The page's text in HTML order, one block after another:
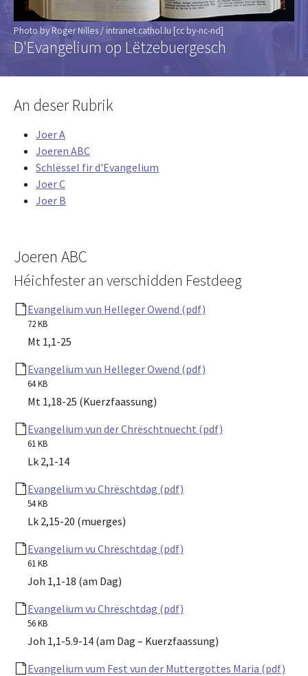
Photo by Roger Nilles / intranet.cathol.lu [cc by-nc-nd]
D'Evangelium op Lëtzebuergesch
An deser Rubrik
Joer A
Joeren ABC
Schlëssel fir d'Evangelium
Joer C
Joer B
Joeren ABC
Héichfester an verschidden Festdeeg
Evangelium vun Helleger Owend (pdf)
72 KB
Mt 1,1-25
Evangelium vun Helleger Owend (pdf)
64 KB
Mt 1,18-25 (Kuerzfaassung)
Evangelium vun der Chrëschtnuecht (pdf)
61 KB
Lk 2,1-14
Evangelium vu Chrëschtdag (pdf)
54 KB
Lk 2,15-20 (muerges)
Evangelium vu Chrëschtdag (pdf)
61 KB
Joh 1,1-18 (am Dag)
Evangelium vu Chrëschtdag (pdf)
56 KB
Joh 1,1-5.9-14 (am Dag – Kuerzfaassung)
Evangelium vum Fest vun der Muttergottes Maria (pdf)